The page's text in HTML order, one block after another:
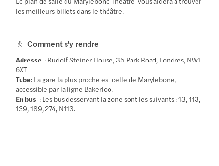
les meilleurs billets dans le théâtre.
Comment s'y rendre
Adresse : Rudolf Steiner House, 35 Park Road, Londres, NW1
6XT
Tube: La gare la plus proche est celle de Marylebone,
accessible par la ligne Bakerloo.
En bus : Les bus desservant la zone sont les suivants : 13, 113,
139, 189, 274, N113.